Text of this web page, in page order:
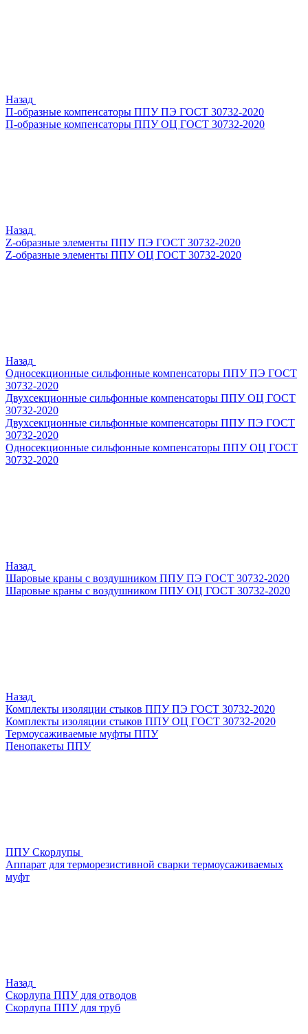
Назад
П-образные компенсаторы ППУ ПЭ ГОСТ 30732-2020
П-образные компенсаторы ППУ ОЦ ГОСТ 30732-2020
Назад
Z-образные элементы ППУ ПЭ ГОСТ 30732-2020
Z-образные элементы ППУ ОЦ ГОСТ 30732-2020
Назад
Односекционные сильфонные компенсаторы ППУ ПЭ ГОСТ
30732-2020
Двухсекционные сильфонные компенсаторы ППУ ОЦ ГОСТ
30732-2020
Двухсекционные сильфонные компенсаторы ППУ ПЭ ГОСТ
30732-2020
Односекционные сильфонные компенсаторы ППУ ОЦ ГОСТ
30732-2020
Назад
Шаровые краны с воздушником ППУ ПЭ ГОСТ 30732-2020
Шаровые краны с воздушником ППУ ОЦ ГОСТ 30732-2020
Назад
Комплекты изоляции стыков ППУ ПЭ ГОСТ 30732-2020
Комплекты изоляции стыков ППУ ОЦ ГОСТ 30732-2020
Термоусаживаемые муфты ППУ
Пенопакеты ППУ
ППУ Скорлупы
Аппарат для терморезистивной сварки термоусаживаемых
муфт
Назад
Скорлупа ППУ для отводов
Скорлупа ППУ для труб